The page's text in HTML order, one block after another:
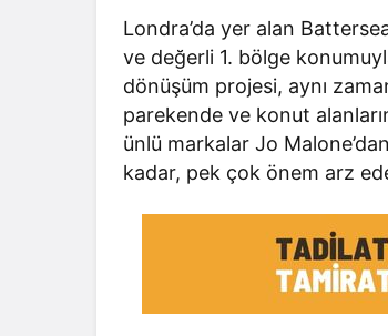
Londra’da yer alan
ve değerli 1. bölge
dönüşüm projesi, aynı
parekende ve konut
ünlü markalar Jo
kadar, pek çok önem arz